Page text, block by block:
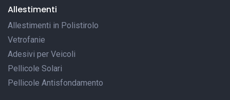
Allestimenti
Allestimenti in Polistirolo
Vetrofanie
Adesivi per Veicoli
Pellicole Solari
Pellicole Antisfondamento